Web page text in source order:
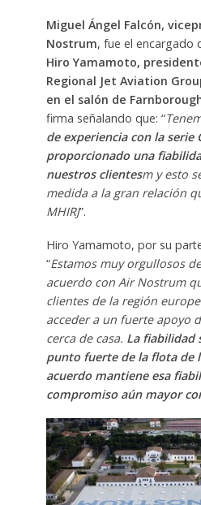
Miguel Ángel Falcón,
Nostrum, fue el encargado
Hiro Yamamoto,
Regional Jet Aviation
en el salón de
firma señalando que: “
de experiencia con la serie
proporcionado una
nuestros clientesm y esto
medida a la gran relación
MHIRJ”.
Hiro Yamamoto, por su
“Estamos muy orgullosos
acuerdo con Air Nostrum
clientes de la región
acceder a un fuerte apoyo
cerca de casa. La fiabilidad
punto fuerte de la flota de
acuerdo mantiene esa
compromiso aún mayor